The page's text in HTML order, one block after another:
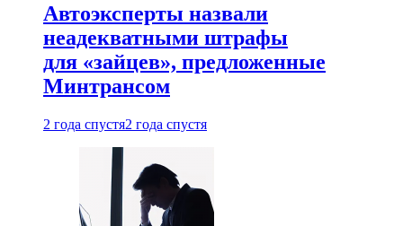
Автоэксперты назвали
неадекватными штрафы
для «зайцев», предложенные
Минтрансом
2 года спустя2 года спустя